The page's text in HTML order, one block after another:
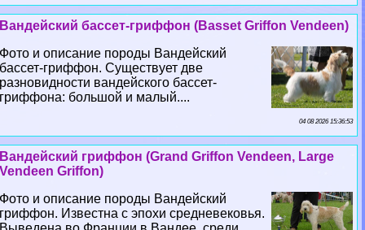
Вандейский бассет-гриффон (Basset Griffon Vendeen)
Фото и описание породы Вандейский
бассет-гриффон. Существует две
разновидности вандейского бассет-
гриффона: большой и малый....
04 08 2026 15:36:53
Вандейский гриффон (Grand Griffon Vendeen, Large
Vendeen Griffon)
Фото и описание породы Вандейский
гриффон. Известна с эпохи средневековья.